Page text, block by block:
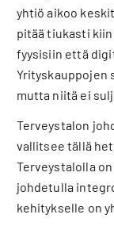
yhtiö aikoo
pitää tiukasti
fyysisiin että
Yrityskauppojen
mutta niitä ei
Terveystalon
vallitsee tällä
Terveystalolla
johdetulla
kehitykselle on